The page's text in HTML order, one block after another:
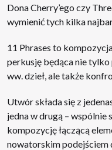
Dona Cherry’ego czy
wymienić tych kilka
11 Phrases to
perkusję będąca nie
ww. dzieł, ale także
Utwór składa się z
jedna w drugą –
kompozycję łączącą
nowatorskim podejściem